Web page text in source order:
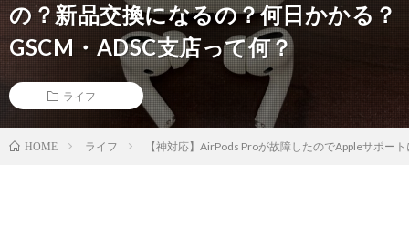
の？新品交換になるの？何日かかる？
GSCM・ADSC支店って何？
ライフ
HOME ライフ 【神対応】AirPods Proが故障したのでAppleサポー